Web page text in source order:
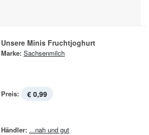
Unsere Minis Fruchtjoghurt
Marke: Sachsenmilch
Preis: € 0,99
Händler: ...nah und gut